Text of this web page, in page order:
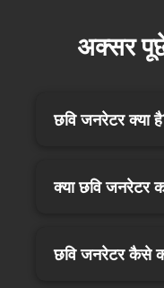
अक्सर
छवि जनरेटर क्या
क्या छवि जनरेटर
छवि जनरेटर कैसे